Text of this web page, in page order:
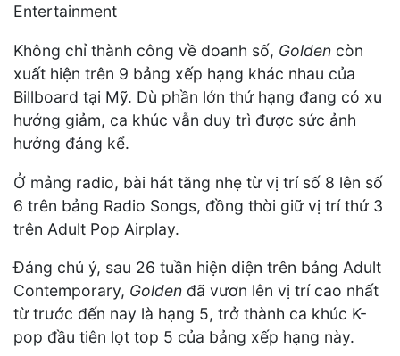
Entertainment
Không chỉ thành công về doanh số, Golden còn
xuất hiện trên 9 bảng xếp hạng khác nhau của
Billboard tại Mỹ. Dù phần lớn thứ hạng đang có xu
hướng giảm, ca khúc vẫn duy trì được sức ảnh
hưởng đáng kể.
Ở mảng radio, bài hát tăng nhẹ từ vị trí số 8 lên số
6 trên bảng Radio Songs, đồng thời giữ vị trí thứ 3
trên Adult Pop Airplay.
Đáng chú ý, sau 26 tuần hiện diện trên bảng Adult
Contemporary, Golden đã vươn lên vị trí cao nhất
từ trước đến nay là hạng 5, trở thành ca khúc K-
pop đầu tiên lọt top 5 của bảng xếp hạng này.